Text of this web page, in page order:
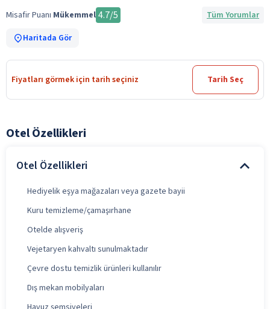
Misafir Puanı Mükemmel 4.7/5
Tüm Yorumlar
Haritada Gör
Fiyatları görmek için tarih seçiniz Tarih Seç
Otel Özellikleri
Otel Özellikleri
Hediyelik eşya mağazaları veya gazete bayii
Kuru temizleme/çamaşırhane
Otelde alışveriş
Vejetaryen kahvaltı sunulmaktadır
Çevre dostu temizlik ürünleri kullanılır
Dış mekan mobilyaları